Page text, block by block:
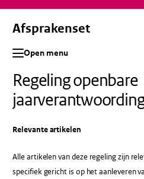
Afsprakenset
Open menu
Regeling openbare
Relevante artikelen
Alle artikelen van deze regeling zijn
specifiek gericht is op het aanleveren